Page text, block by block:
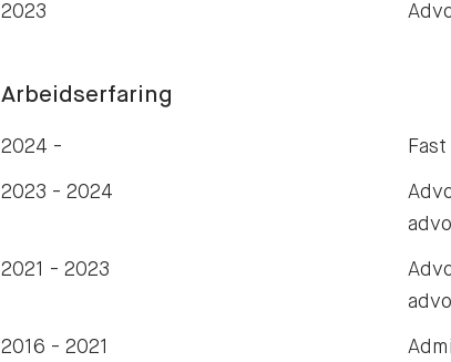
2023
Arbeidserfaring
2024 -
2023 - 2024
2021 - 2023
2016 - 2021